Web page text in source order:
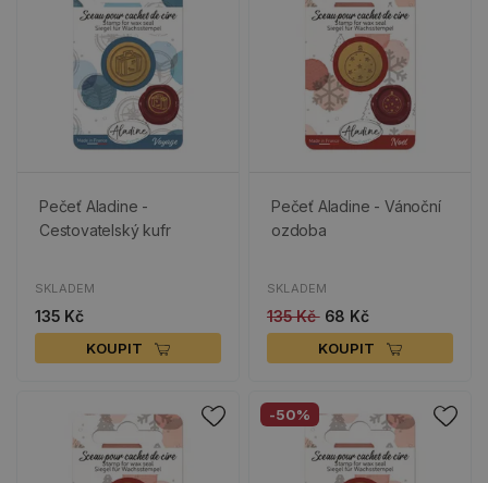
Pečeť Aladine -
Cestovatelský kufr
SKLADEM
135 Kč
KOUPIT
Pečeť Aladine - Vánoční
ozdoba
SKLADEM
135 Kč 68 Kč
KOUPIT
-50%